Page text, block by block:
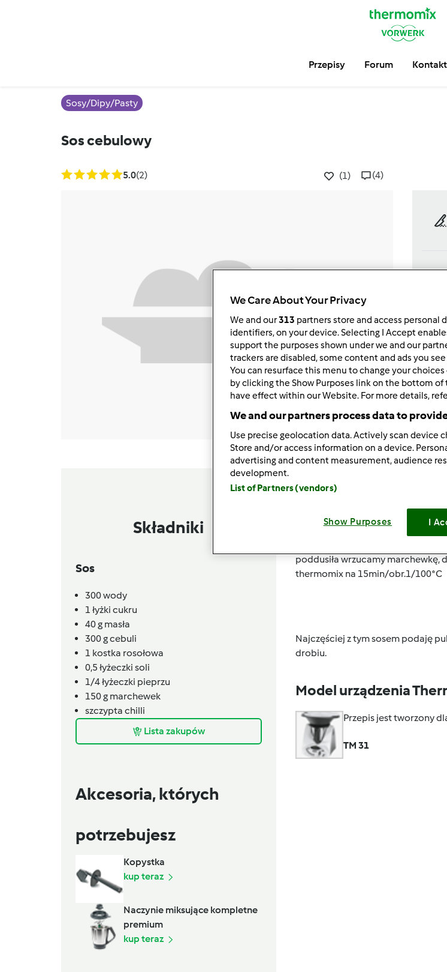
Przepisy Forum Kontakt
Sosy/Dipy/Pasty
Sos cebulowy
5.0(2) (1) (4)
Składniki
Sos
300wody
1 łyżki cukru
40g masła
300gcebuli
1 kostka rosołowa
0,5 łyżeczki soli
1/4łyżeczki pieprzu
150g marchewek
szczypta chilli
Lista zakupów
Akcesoria, których
potrzebujesz
Kopystka
kup teraz
Naczynie miksujące kompletne
premium
kup teraz
wrzucamy marchewkę
miseczki. Do pustego naczynia
2min/obr.1/100*C, potem
poddusiła wrzucamy marchewkę,
thermomix na 15min/obr.1/100*C
Najczęściej z tym sosem podaję
drobiu.
Model urządzenia
Przepis jest tworzony
TM 31
We Care About Your Privacy
We and our313 partners store and access personal
identifiers, on your device. Selecting I Accept
support the purposes shown under we and our
trackers are disabled, some content and ads you
You can resurface this menu to change your
by clicking the Show Purposes link on the bottom of
have effect within our Website. For more details,
We and our partners process data to
Use precise geolocation data. Actively scan device
Store and/or access information on a device.
advertising and content measurement, audience
development.
List of Partners (vendors)
Show Purposes I